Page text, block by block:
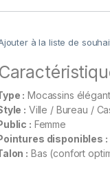
à la liste de
: Mocassins
: Ville / Bureau /
: Femme
disponibles :
: Bas (confort